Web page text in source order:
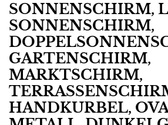
SONNENSCHIRM,
SONNENSCHIRM,
GARTENSCHIRM,
MARKTSCHIRM,
HANDKURBEL,